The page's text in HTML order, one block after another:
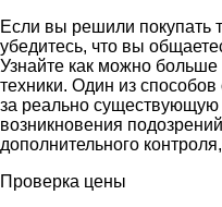
Если вы решили покупать
убедитесь, что вы
Узнайте как можно
техники. Один из
за реально
возникновения
дополнительного
Проверка цены